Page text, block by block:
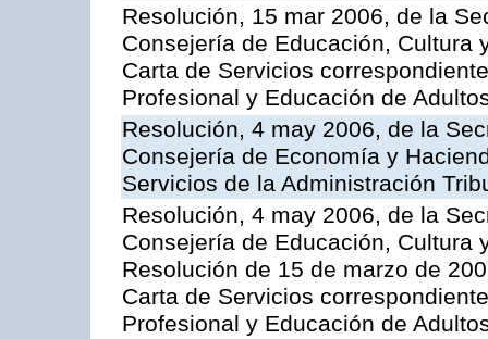
Resolución, 15 mar 2006, de la
Consejería de Educación, Cultura
Carta de Servicios
Profesional y Educación de
Resolución, 4 may 2006, de la
Consejería de Economía y
Servicios de la Administración
Resolución, 4 may 2006, de la
Consejería de Educación, Cultura
Resolución de 15 de marzo de
Carta de Servicios
Profesional y Educación de